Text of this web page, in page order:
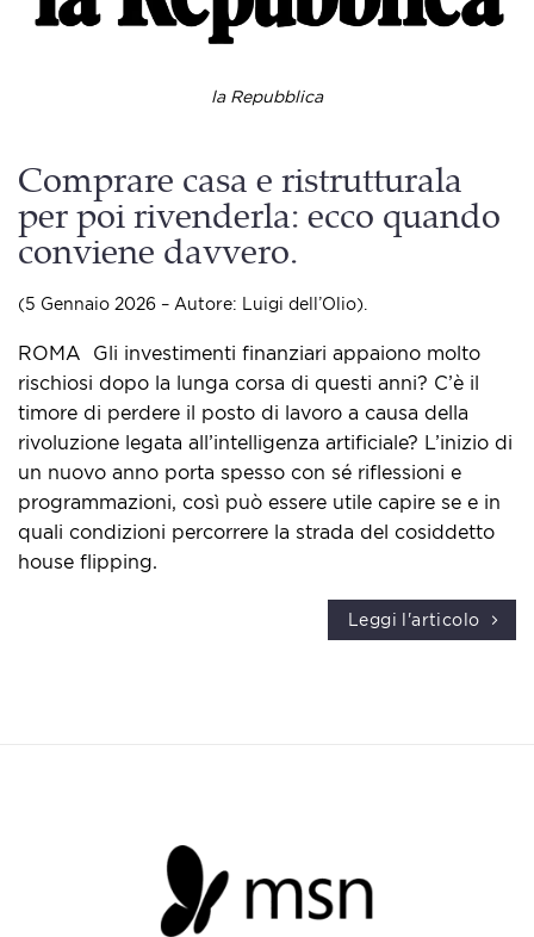
la Repubblica
Comprare casa e ristrutturala
per poi rivenderla: ecco quando
conviene davvero.
(5 Gennaio 2026 – Autore: Luigi dell’Olio).
ROMA ​ Gli investimenti finanziari appaiono molto
rischiosi dopo la lunga corsa di questi anni? C’è il
timore di perdere il posto di lavoro a causa della
rivoluzione legata all’intelligenza artificiale? L’inizio di
un nuovo anno porta spesso con sé riflessioni e
programmazioni, così può essere utile capire se e in
quali condizioni percorrere la strada del cosiddetto ​
house flipping​.
Leggi l'articolo